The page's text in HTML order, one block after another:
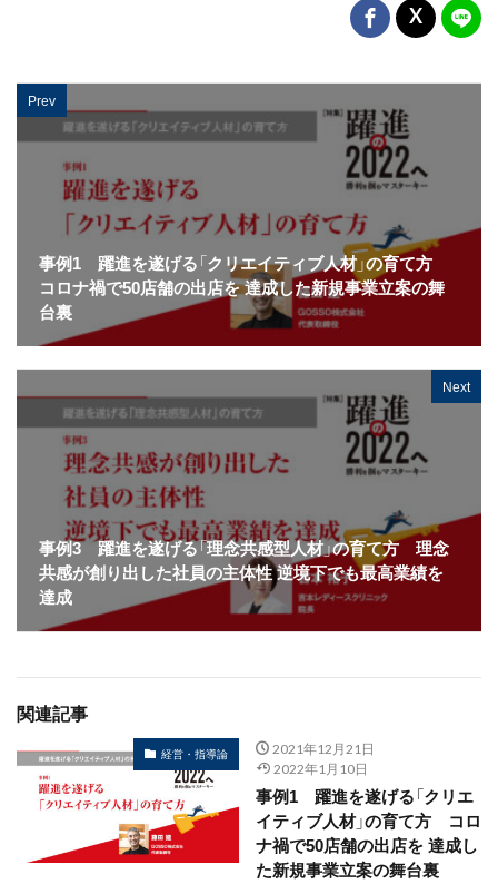
Prev
事例1 躍進を遂げる「クリエイティブ人材」の育て方
コロナ禍で50店舗の出店を 達成した新規事業立案の舞
台裏
Next
事例3 躍進を遂げる「理念共感型人材」の育て方 理念
共感が創り出した社員の主体性 逆境下でも最高業績を
達成
関連記事
経営・指導論
2021年12月21日
2022年1月10日
事例1 躍進を遂げる「クリエ
イティブ人材」の育て方 コロ
ナ禍で50店舗の出店を 達成し
た新規事業立案の舞台裏